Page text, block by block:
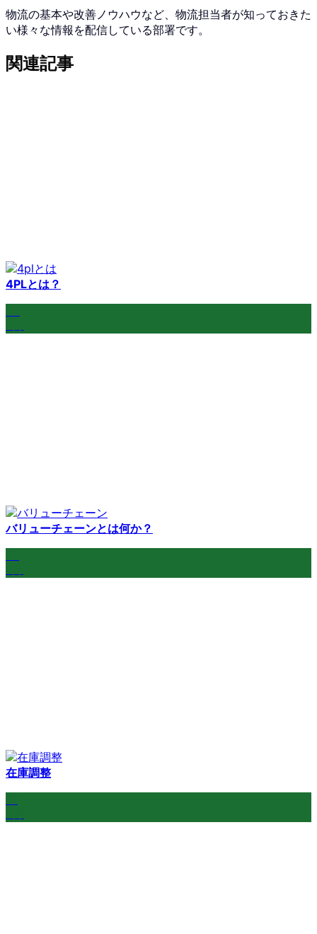
物流の基本や改善ノウハウなど、物流担当者が知っておきた
い様々な情報を配信している部署です。
関連記事
4PLとは？
バリューチェーンとは何か？
在庫調整